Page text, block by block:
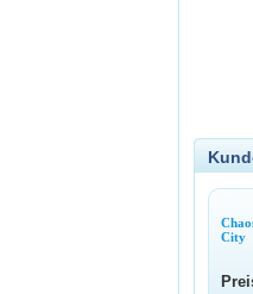
City